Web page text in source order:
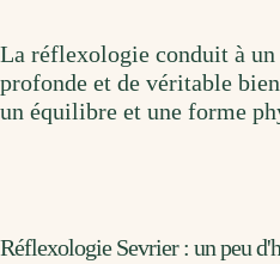
La réflexologie conduit à
profonde et de véritable
un équilibre et une forme
Réflexologie Sevrier : un peu